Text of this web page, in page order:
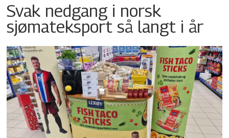
Svak nedgang i norsk
sjømateksport så langt i år